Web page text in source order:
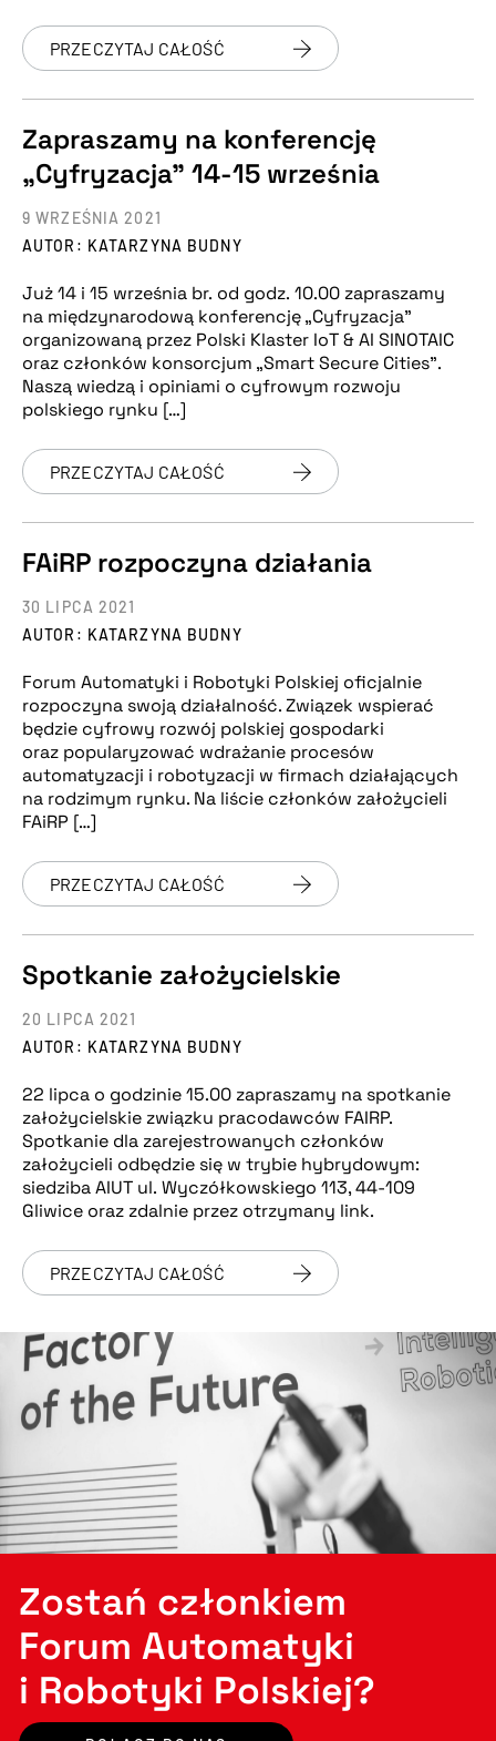
PRZECZYTAJ CAŁOŚĆ
Zapraszamy na konferencję
„Cyfryzacja” 14-15 września
AUTOR: KATARZYNA BUDNY
9 WRZEŚNIA 2021
Już 14 i 15 września br. od godz. 10.00 zapraszamy
na międzynarodową konferencję „Cyfryzacja”
organizowaną przez Polski Klaster IoT & AI SINOTAIC
oraz członków konsorcjum „Smart Secure Cities”.
Naszą wiedzą i opiniami o cyfrowym rozwoju
polskiego rynku […]
PRZECZYTAJ CAŁOŚĆ
FAiRP rozpoczyna działania
AUTOR: KATARZYNA BUDNY
30 LIPCA 2021
Forum Automatyki i Robotyki Polskiej oficjalnie
rozpoczyna swoją działalność. Związek wspierać
będzie cyfrowy rozwój polskiej gospodarki
oraz popularyzować wdrażanie procesów
automatyzacji i robotyzacji w firmach działających
na rodzimym rynku. Na liście członków założycieli
FAiRP […]
PRZECZYTAJ CAŁOŚĆ
Spotkanie założycielskie
AUTOR: KATARZYNA BUDNY
20 LIPCA 2021
22 lipca o godzinie 15.00 zapraszamy na spotkanie
założycielskie związku pracodawców FAIRP.
Spotkanie dla zarejestrowanych członków
założycieli odbędzie się w trybie hybrydowym:
siedziba AIUT ul. Wyczółkowskiego 113, 44-109
Gliwice oraz zdalnie przez otrzymany link.
PRZECZYTAJ CAŁOŚĆ
Zostań członkiem
Forum Automatyki
i Robotyki Polskiej?